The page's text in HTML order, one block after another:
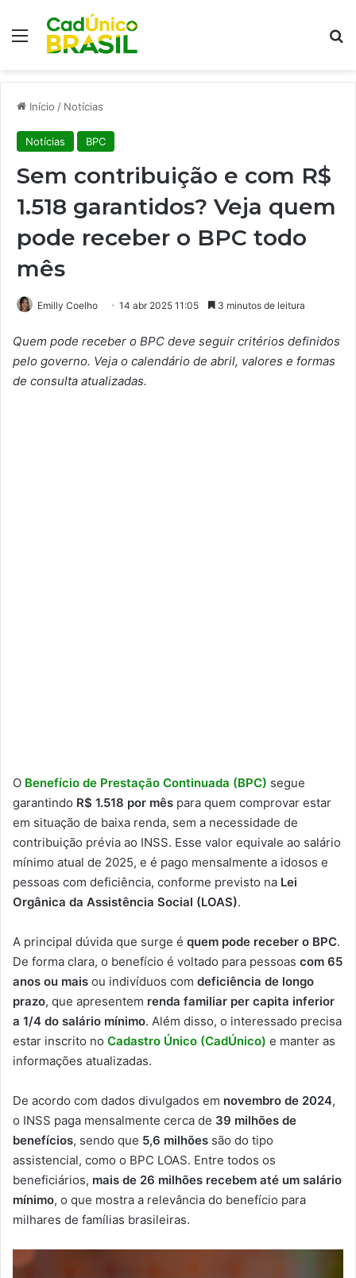
Menu
Início / Notícias
Notícias BPC
Sem contribuição e com R$
1.518 garantidos? Veja quem
pode receber o BPC todo
mês
Emilly Coelho 14 abr 2025 11:05 3 minutos de leitura
Quem pode receber o BPC deve seguir critérios definidos
pelo governo. Veja o calendário de abril, valores e formas
de consulta atualizadas.
O Benefício de Prestação Continuada (BPC) segue
garantindo R$ 1.518 por mês para quem comprovar estar
em situação de baixa renda, sem a necessidade de
contribuição prévia ao INSS. Esse valor equivale ao salário
mínimo atual de 2025, e é pago mensalmente a idosos e
pessoas com deficiência, conforme previsto na Lei
Orgânica da Assistência Social (LOAS).
A principal dúvida que surge é quem pode receber o BPC.
De forma clara, o benefício é voltado para pessoas com 65
anos ou mais ou indivíduos com deficiência de longo
prazo, que apresentem renda familiar per capita inferior
a 1/4 do salário mínimo. Além disso, o interessado precisa
estar inscrito no Cadastro Único (CadÚnico) e manter as
informações atualizadas.
De acordo com dados divulgados em novembro de 2024,
o INSS paga mensalmente cerca de 39 milhões de
benefícios, sendo que 5,6 milhões são do tipo
assistencial, como o BPC LOAS. Entre todos os
beneficiários, mais de 26 milhões recebem até um salário
mínimo, o que mostra a relevância do benefício para
milhares de famílias brasileiras.